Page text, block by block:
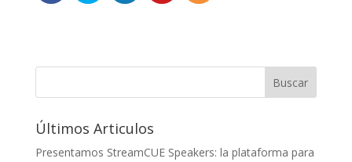
Últimos Articulos
Presentamos StreamCUE Speakers: la plataforma para